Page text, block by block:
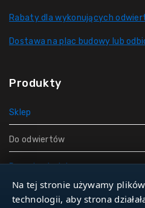
Rabaty dla wykonujących
Dostawa na plac budowy lub
Produkty
Sklep
Do odwiertów
Rury do studni
Zbiorniki hydroforowe
Na tej stronie używamy
technologii, aby strona